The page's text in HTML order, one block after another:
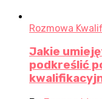
Rozmowa
Jakie
podkreślić